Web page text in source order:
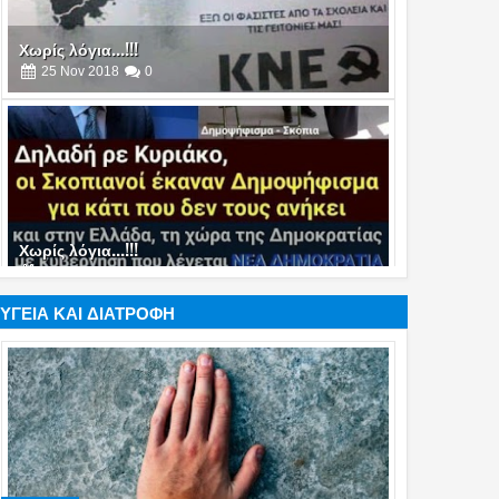
Χωρίς λόγια...!!!
Nov
Χωρίς λόγια...!!!
17 Feb 2020 0
Χωρίς λόγια...!!!
18 Dec 2019 0
ΥΓΕΙΑ ΚΑΙ ΔΙΑΤΡΟΦΗ